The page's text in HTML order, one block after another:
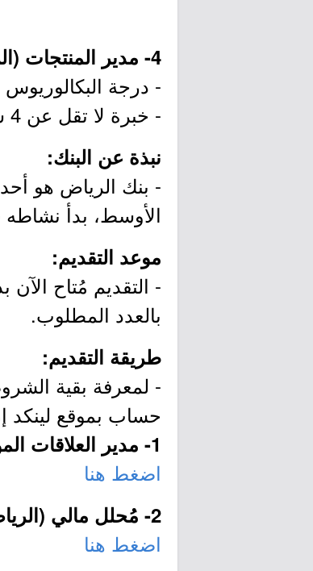
4- مدير المنتجات (الرياض):
- درجة
- خبرة لا تقل عن 4 سنوات في القطاع المصرفي.
نبذة عن البنك:
- بنك الرياض هو
الأوسط، بدأ نشاطه في العام 1957م، ويبلغ رأس
موعد التقديم:
بالعدد المطلوب.
طريقة التقديم:
- لمعرفة بقية
حساب بموقع لينكد
1- مدير العلاقات المؤسسية (الرياض):
اضغط هنا
2- مُحلل مالي (الرياض):
اضغط هنا